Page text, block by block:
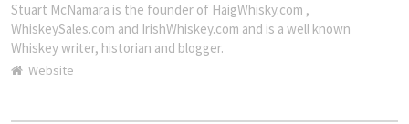
Stuart McNamara is the founder of HaigWhisky.com ,
WhiskeySales.com and IrishWhiskey.com and is a well known
Whiskey writer, historian and blogger.
Website